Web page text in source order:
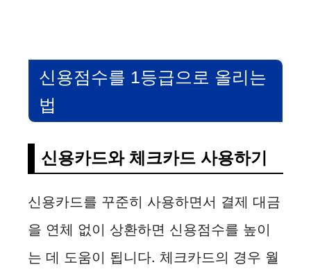
신용점수를 1등급으로 올리는
법
신용카드와 체크카드 사용하기
신용카드를 꾸준히 사용하면서 결제 대금
을 연체 없이 상환하면 신용점수를 높이
는 데 도움이 됩니다. 체크카드의 경우 월